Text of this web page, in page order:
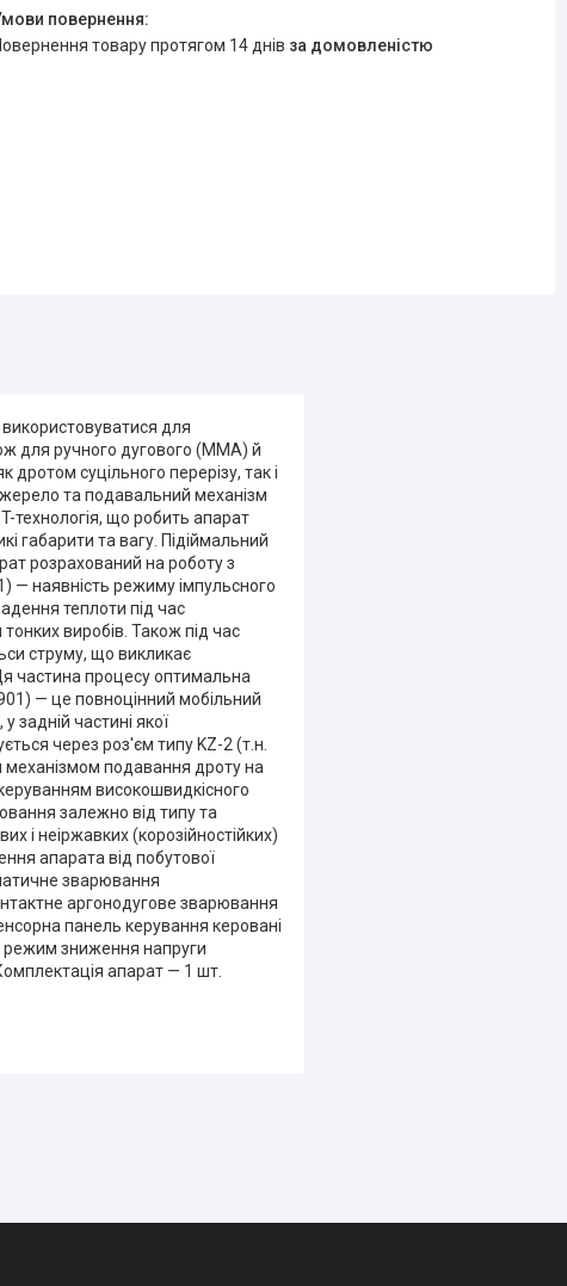
повернення товару протягом 14 днів за домовленістю
для
для ручного дугового (ММА) й
суцільного перерізу, так і
та подавальний механізм
технологія, що робить апарат
габарити та вагу. Підіймальний
розрахований на роботу з
— наявність режиму імпульсного
теплоти під час
виробів. Також під час
струму, що викликає
частина процесу оптимальна
— це повноцінний мобільний
задній частині якої
через роз'єм типу KZ-2 (т.н.
механізмом подавання дроту на
високошвидкісного
залежно від типу та
і неіржавких (корозійностійких)
апарата від побутової
зварювання
аргонодугове зварювання
панель керування керовані
зниження напруги
апарат — 1 шт.